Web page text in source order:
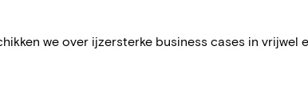
we over ijzersterke business cases in